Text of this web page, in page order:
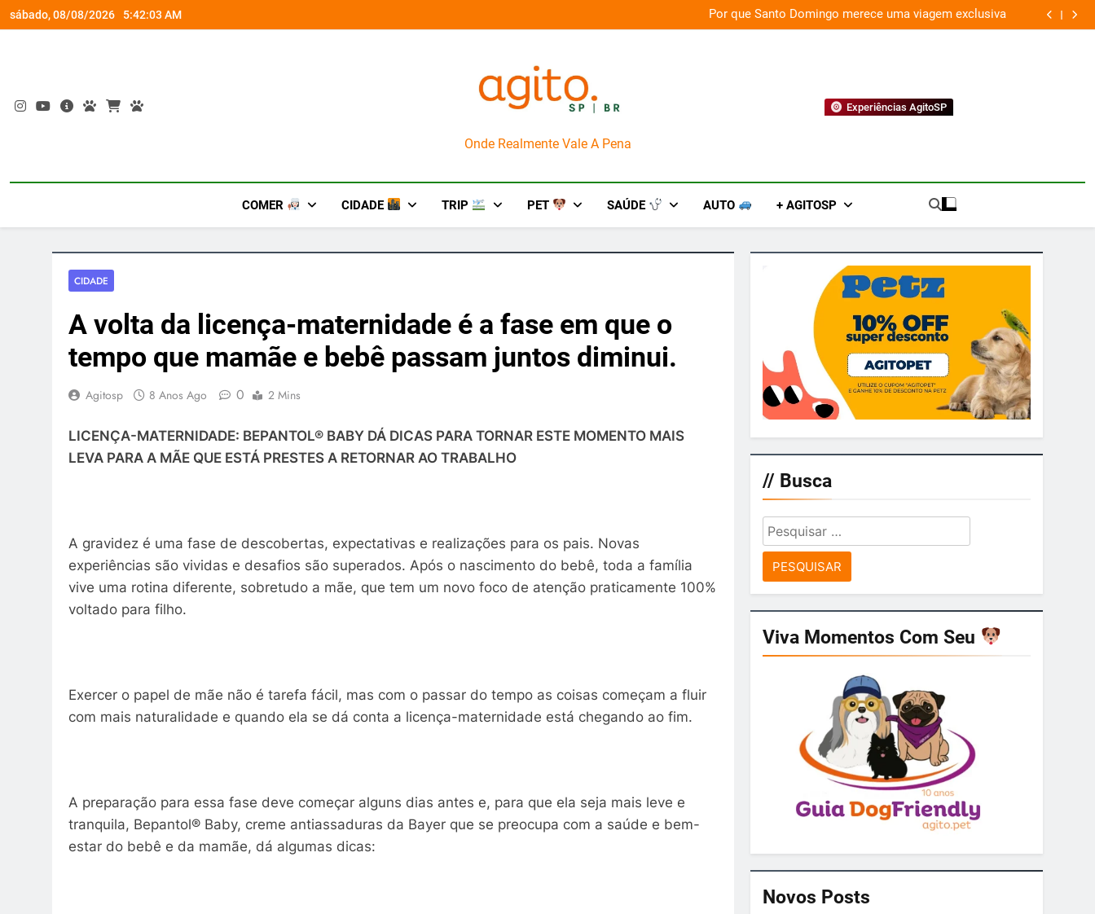
Skip
to
sábado, 08/08/2026 5:42:04 AM
gamer gratuita Ocupação gratuita ‘Boiúna’ traz a força das culturas amazônicas e arte Por que Santo Domingo merece uma viagem exclusiva
AgitoSP
Onde Realmente Vale A Pena
Experiências AgitoSP
COMER CIDADE TRIP PET SAÚDE AUTO + AGITOSP
CIDADE
A volta da licença-maternidade é a fase em que o
tempo que mamãe e bebê passam juntos diminui.
Agitosp 8 Anos Ago 0 2 Mins
LICENÇA-MATERNIDADE: BEPANTOL® BABY DÁ DICAS PARA TORNAR ESTE MOMENTO MAIS
LEVA PARA A MÃE QUE ESTÁ PRESTES A RETORNAR AO TRABALHO
A gravidez é uma fase de descobertas, expectativas e realizações para os pais. Novas
experiências são vividas e desafios são superados. Após o nascimento do bebê, toda a família
vive uma rotina diferente, sobretudo a mãe, que tem um novo foco de atenção praticamente 100%
voltado para filho.
Exercer o papel de mãe não é tarefa fácil, mas com o passar do tempo as coisas começam a fluir
com mais naturalidade e quando ela se dá conta a licença-maternidade está chegando ao fim.
A preparação para essa fase deve começar alguns dias antes e, para que ela seja mais leve e
tranquila, Bepantol® Baby, creme antiassaduras da Bayer que se preocupa com a saúde e bem-
estar do bebê e da mamãe, dá algumas dicas:
// Busca
Pesquisar
por:
Viva Momentos Com Seu
Novos Posts